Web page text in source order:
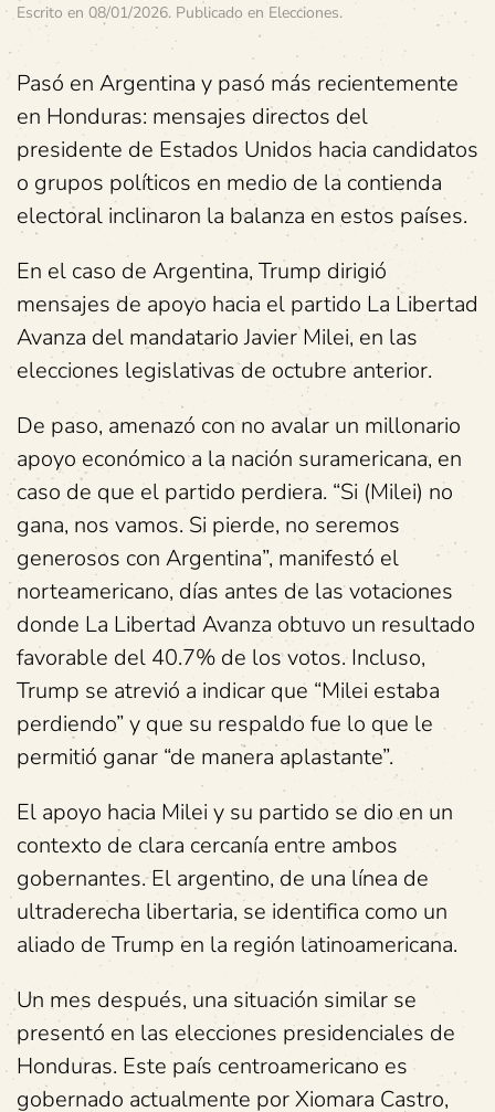
Escrito en 08/01/2026. Publicado en Elecciones.
Pasó en Argentina y pasó más recientemente
en Honduras: mensajes directos del
presidente de Estados Unidos hacia candidatos
o grupos políticos en medio de la contienda
electoral inclinaron la balanza en estos países.
En el caso de Argentina, Trump dirigió
mensajes de apoyo hacia el partido La Libertad
Avanza del mandatario Javier Milei, en las
elecciones legislativas de octubre anterior.
De paso, amenazó con no avalar un millonario
apoyo económico a la nación suramericana, en
caso de que el partido perdiera. “Si (Milei) no
gana, nos vamos. Si pierde, no seremos
generosos con Argentina”, manifestó el
norteamericano, días antes de las votaciones
donde La Libertad Avanza obtuvo un resultado
favorable del 40.7% de los votos. Incluso,
Trump se atrevió a indicar que “Milei estaba
perdiendo” y que su respaldo fue lo que le
permitió ganar “de manera aplastante”.
El apoyo hacia Milei y su partido se dio en un
contexto de clara cercanía entre ambos
gobernantes. El argentino, de una línea de
ultraderecha libertaria, se identifica como un
aliado de Trump en la región latinoamericana.
Un mes después, una situación similar se
presentó en las elecciones presidenciales de
Honduras. Este país centroamericano es
gobernado actualmente por Xiomara Castro,